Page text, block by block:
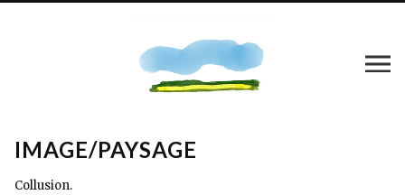
IMAGE/PAYSAGE
Collusion.